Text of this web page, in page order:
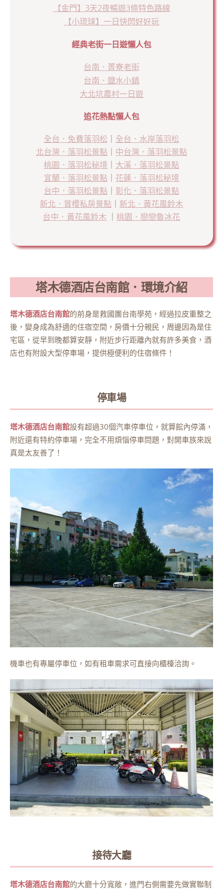
【金門】3天2夜暢遊3條特色路線
【小琉球】一日快閃好好玩
經典老街一日遊懶人包
台南．菁寮老街
台南．鹽水小鎮
大北坑農村一日遊
追花熱點懶人包
全台．免費落羽松
全台．水岸落羽松
北台灣．落羽松景點
中台灣．落羽松景點
桃園．落羽松秘境
大溪．落羽松景點
宜蘭．落羽松景點
花蓮．落羽松秘境
台中．落羽松景點
彰化．落羽松景點
新北．賞櫻私房景點
新北．黃花風鈴木
台中．黃花風鈴木
桃園．戀戀魯冰花
塔木德酒店台南館．環境介紹
塔木德酒店台南館的前身是救國團台南學苑，經過拉皮重整之
後，變身成為舒適的住宿空間，房價十分親民，周邊因為是住
宅區，從早到晚都算安靜，附近步行距離內就有許多美食，酒
店也有附設大型停車場，提供極便利的住宿條件！
停車場
塔木德酒店台南館設有超過30個汽車停車位，就算館內停滿，
附近還有特約停車場，完全不用煩惱停車問題，對開車族來說
真是太友善了！
機車也有專屬停車位，如有租車需求可直接向櫃檯洽詢。
接待大廳
塔木德酒店台南館的大廳十分寬敞，進門右側需要先做實聯制